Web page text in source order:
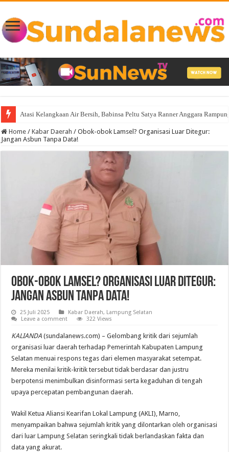
Atasi Kelangkaan Air Bersih, Babinsa Peltu Satya Ranner Anggara
Home / Kabar Daerah / Obok-obok Lamsel? Organisasi Luar Ditegur:
Jangan Asbun Tanpa Data!
Obok-obok Lamsel? Organisasi Luar Ditegur:
Jangan Asbun Tanpa Data!
25 Juli 2025 Kabar Daerah, Lampung Selatan
Leave a comment
322 Views
KALIANDA (sundalanews.com) – Gelombang kritik dari sejumlah
organisasi luar daerah terhadap Pemerintah Kabupaten Lampung
Selatan menuai respons tegas dari elemen masyarakat setempat.
Mereka menilai kritik-kritik tersebut tidak berdasar dan justru
berpotensi menimbulkan disinformasi serta kegaduhan di tengah
upaya percepatan pembangunan daerah.
Wakil Ketua Aliansi Kearifan Lokal Lampung (AKLI), Marno,
menyampaikan bahwa sejumlah kritik yang dilontarkan oleh organisasi
dari luar Lampung Selatan seringkali tidak berlandaskan fakta dan
data yang akurat.